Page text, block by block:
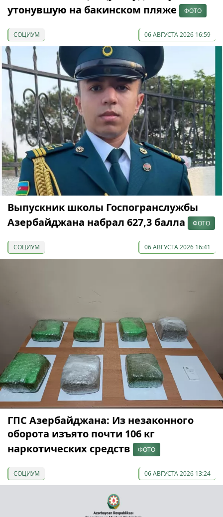
утонувшую на бакинском пляже
ФОТО
СОЦИУМ 06 АВГУСТА 2026 16:59
Выпускник школы Госпогранслужбы
Азербайджана набрал 627,3 балла
ФОТО
СОЦИУМ 06 АВГУСТА 2026 16:41
ГПС Азербайджана: Из незаконного
оборота изъято почти 106 кг
наркотических средств
ФОТО
СОЦИУМ 06 АВГУСТА 2026 13:24